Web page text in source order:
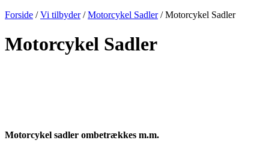
Forside /Vi tilbyder/Motorcykel Sadler/ Motorcykel Sadler
Motorcykel Sadler
Motorcykel sadler ombetrækkes m.m.